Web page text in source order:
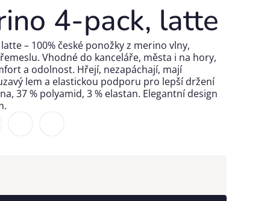
4-pack, latte
– 100% české ponožky z merino vlny,
Vhodné do kanceláře, města i na hory,
a odolnost. Hřejí, nezapáchají, mají
lem a elastickou podporu pro lepší držení
37 % polyamid, 3 % elastan. Elegantní design